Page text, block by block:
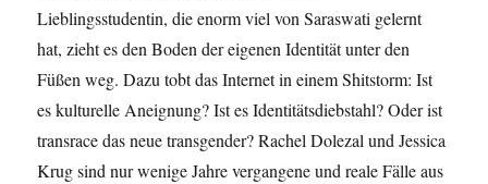
Lieblingsstudentin, die enorm viel von Saraswati gelernt
hat, zieht es den Boden der eigenen Identität unter den
Füßen weg. Dazu tobt das Internet in einem Shitstorm: Ist
es kulturelle Aneignung? Ist es Identitätsdiebstahl? Oder ist
transrace das neue transgender? Rachel Dolezal und Jessica
Krug sind nur wenige Jahre vergangene und reale Fälle aus